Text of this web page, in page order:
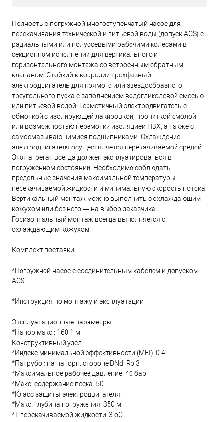
Полностью погружной многоступенчатый насос для
перекачивания технической и питьевой воды (допуск ACS) с
радиальными или полуосевыми рабочими колесами в
секционном исполнении для вертикального и
горизонтального монтажа со встроенным обратным
клапаном. Стойкий к коррозии трехфазный
электродвигатель для прямого или звездообразного
треугольного пуска с заполнением водогликолевой смесью
или питьевой водой. Герметичный электродвигатель с
обмоткой с изолирующей лакировкой, пропиткой смолой
или возможностью перемотки изоляцией ПВХ, а также с
самосмазывающимися подшипниками. Охлаждение
электродвигателя осуществляется перекачиваемой средой.
Этот агрегат всегда должен эксплуатироваться в
погруженном состоянии. Необходимо соблюдать
предельные значения максимальной температуры
перекачиваемой жидкости и минимальную скорость потока.
Вертикальный монтаж можно выполнить с охлаждающим
кожухом или без него — на выбор заказчика.
Горизонтальный монтаж всегда выполняется с
охлаждающим кожухом.
Комплект поставки:
*Погружной насос с соединительным кабелем и допуском
ACS
*Инструкция по монтажу и эксплуатации
Эксплуатационные параметры
*Напор макс.: 160.1 м
Конструктивный узел
*Индекс минимальной эффективности (MEI): 0.4
*Патрубок на напорн. стороне DNd: Rp 3
*Максимальное рабочее давление: 40 бар
*Макс. содержание песка: 50
*Класс защиты электродвигателя:
*Макс. глубина погружения: 350 м
*Т перекачиваемой жидкости: 3 oC